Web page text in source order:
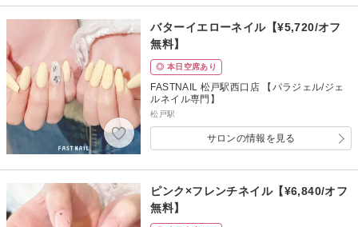
バターイエローネイル【¥5,720/オフ
無料】
◎ 本日空席あり
FASTNAIL 松戸駅西口店 【パラジェル/ジェ
ルネイル専門】
松戸駅
サロンの情報を見る
ピンク×フレンチネイル【¥6,840/オフ
無料】